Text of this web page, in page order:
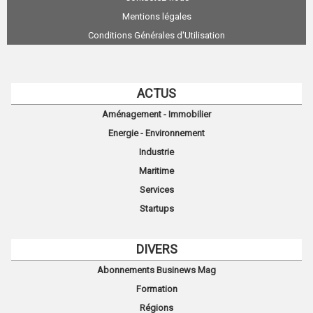
Mentions légales
Conditions Générales d'Utilisation
ACTUS
Aménagement - Immobilier
Energie - Environnement
Industrie
Maritime
Services
Startups
DIVERS
Abonnements Businews Mag
Formation
Régions